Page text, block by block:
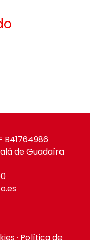
B41764986
de Guadaíra